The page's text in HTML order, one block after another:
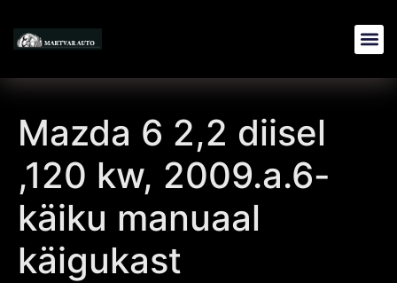
Mazda 6 2,2 diisel
,120 kw, 2009.a.6-
käiku manuaal
käigukast